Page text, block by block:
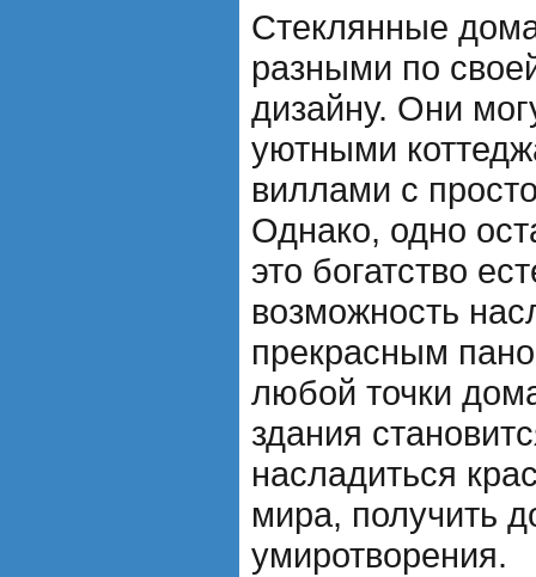
Стеклянные
разными по
дизайну. Они
уютными
виллами с
Однако, одно
это богатство
возможность
прекрасным
любой точки
здания
насладиться
мира, получить
умиротворения.